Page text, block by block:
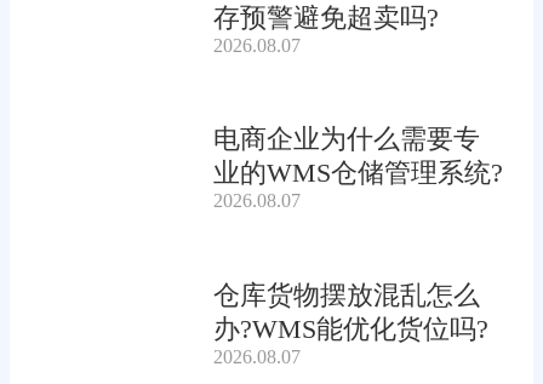
存预警避免超卖吗?
2026.08.07
电商企业为什么需要专
业的WMS仓储管理系统?
2026.08.07
仓库货物摆放混乱怎么
办?WMS能优化货位吗?
2026.08.07